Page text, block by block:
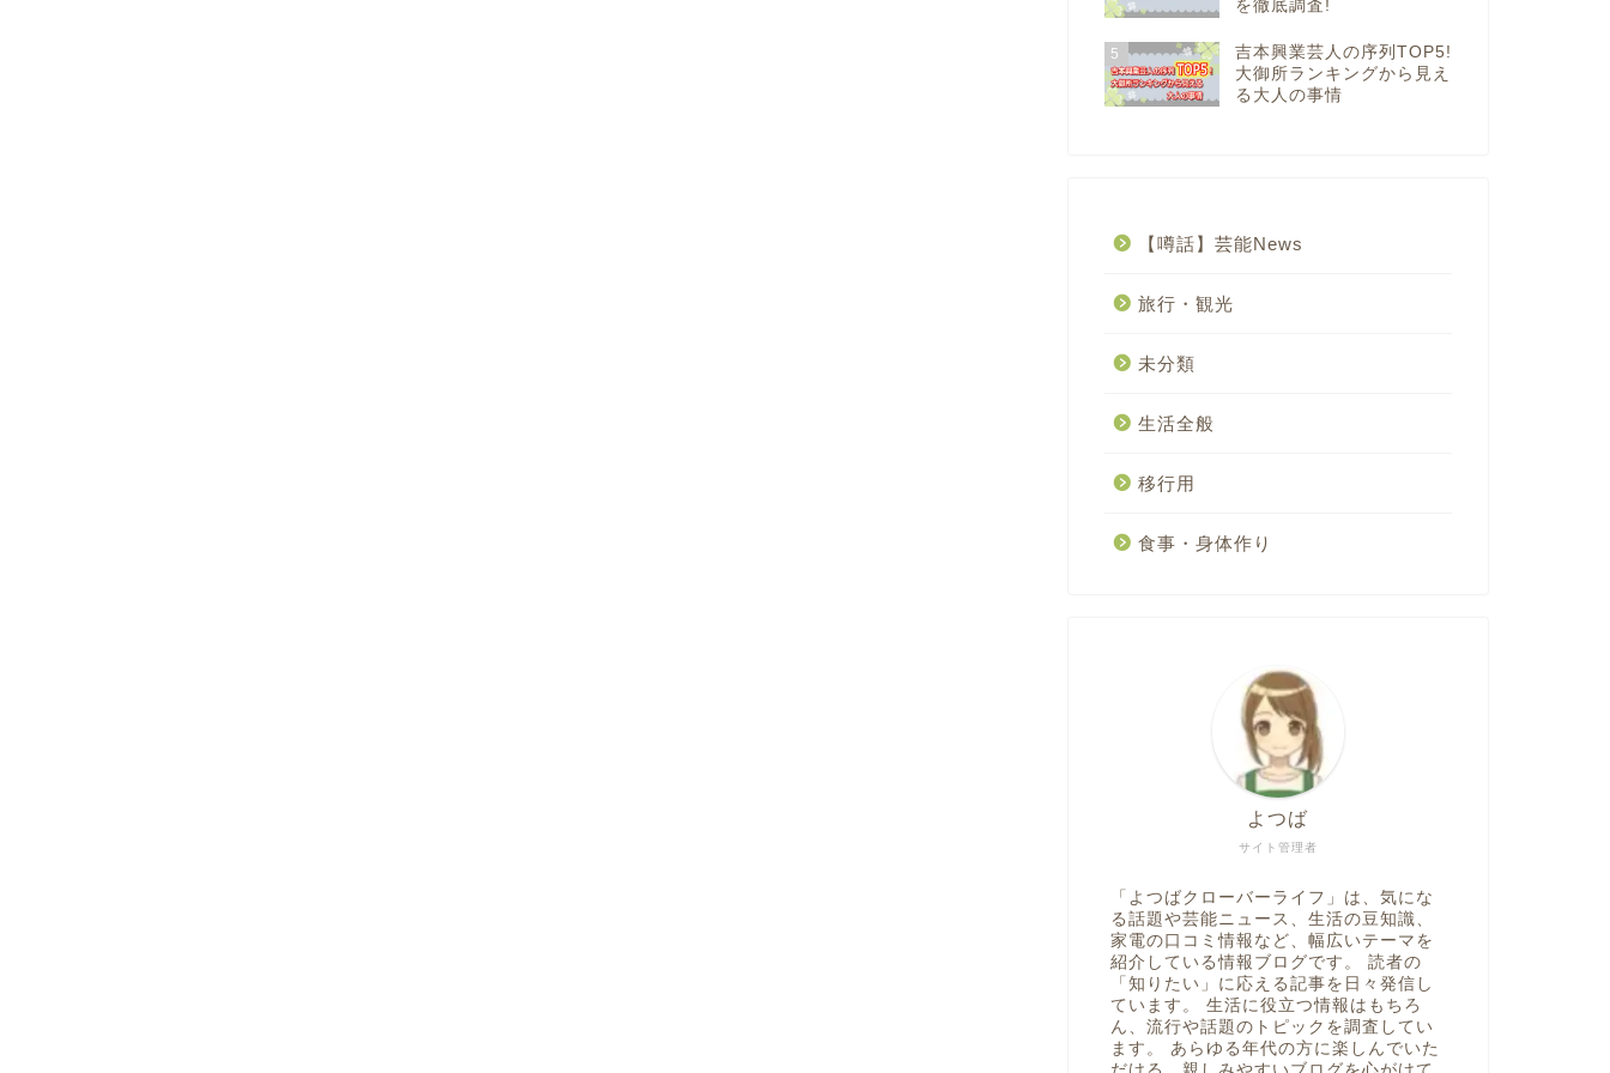
を徹底調査!
5
吉本興業芸人の序列TOP5!
大御所ランキングから見え
る大人の事情
【噂話】芸能News
旅行・観光
未分類
生活全般
移行用
食事・身体作り
サイト管理者
よつば
「よつばクローバーライフ」は、気にな
る話題や芸能ニュース、生活の豆知識、
家電の口コミ情報など、幅広いテーマを
紹介している情報ブログです。 読者の
「知りたい」に応える記事を日々発信し
ています。 生活に役立つ情報はもちろ
ん、流行や話題のトピックを調査してい
ます。 あらゆる年代の方に楽しんでいた